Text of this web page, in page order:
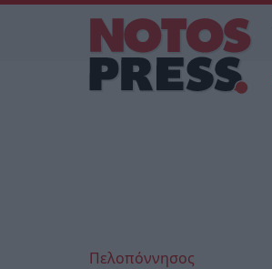
Πελοπόννησος